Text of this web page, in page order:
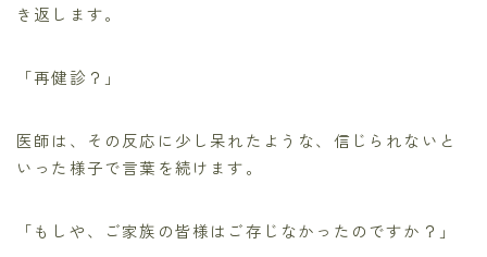
き返します。
「再健診？」
医師は、その反応に少し呆れたような、信じられないと
いった様子で言葉を続けます。
「もしや、ご家族の皆様はご存じなかったのですか？」